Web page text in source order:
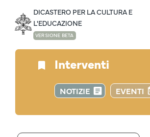
DICASTERO PER LA CULTURA E
L'EDUCAZIONE
VERSIONE BETA
Interventi
NOTIZIE EVENTI